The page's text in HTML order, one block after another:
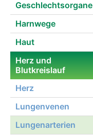
Geschlechtsorgane
Harnwege
Haut
Herz und
Blutkreislauf
Herz
Lungenvenen
Lungenarterien